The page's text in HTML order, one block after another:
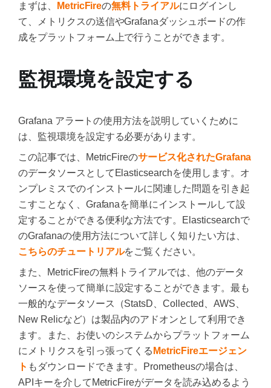
まずは、
MetricFireの無料トライアルにログインし
て、メトリクスの送信やGrafanaダッシュボードの作
成をプラットフォーム上で行うことができます。
監視環境を設定する
Grafana アラートの使用方法を説明していくために
は、監視環境を設定する必要があります。
この記事では、MetricFireのサービス化されたGrafana
のデータソースとしてElasticsearchを使用します。オ
ンプレミスでのインストールに関連した問題を引き起
こすことなく、Grafanaを簡単にインストールして設
定することができる便利な方法です。Elasticsearchで
のGrafanaの使用方法について詳しく知りたい方は、
こちらのチュートリアルをご覧ください。
また、MetricFireの無料トライアルでは、他のデータ
ソースを使って簡単に設定することができます。最も
一般的なデータソース（StatsD、Collected、AWS、
New Relicなど）は製品内のアドオンとして利用でき
ます。また、お使いのシステムからプラットフォーム
にメトリクスを引っ張ってくる MetricFireエージェン
ト もダウンロードできます。Prometheusの場合は、
APIキーを介してMetricFireがデータを読み込めるよう